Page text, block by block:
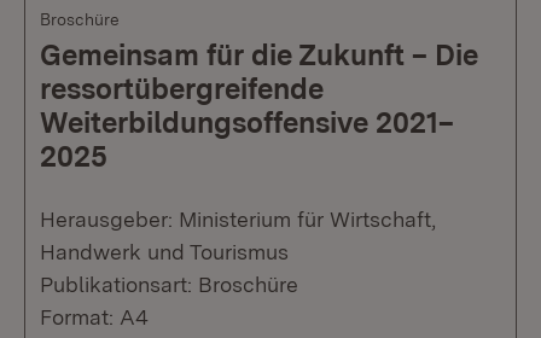
Broschüre
Gemeinsam für die Zukunft – Die
ressortübergreifende
Weiterbildungsoffensive 2021–
2025
Herausgeber: Ministerium für Wirtschaft,
Handwerk und Tourismus
Publikationsart: Broschüre
Format: A4